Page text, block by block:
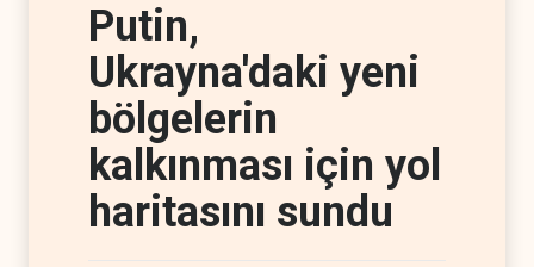
Putin,
Ukrayna'daki yeni
bölgelerin
kalkınması için yol
haritasını sundu